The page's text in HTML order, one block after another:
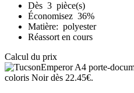
Dès 3 pièce(s)
Économisez 36%
Matière: polyester
Réassort en cours
Calcul du prix